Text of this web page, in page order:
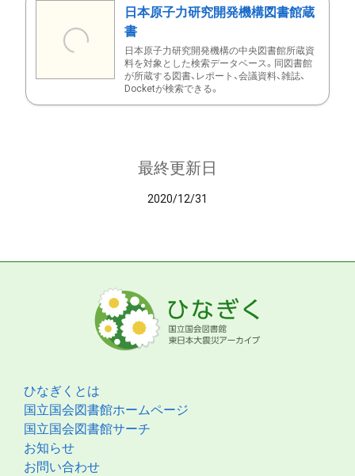
日本原子力研究開発機構図書館蔵
書
日本原子力研究開発機構の中央図書館所蔵資
料を対象とした検索データベース。同図書館
が所蔵する図書、レポート、会議資料、雑誌、
Docketが検索できる。
最終更新日
2020/12/31
ひなぎくとは
国立国会図書館ホームページ
国立国会図書館サーチ
お知らせ
お問い合わせ